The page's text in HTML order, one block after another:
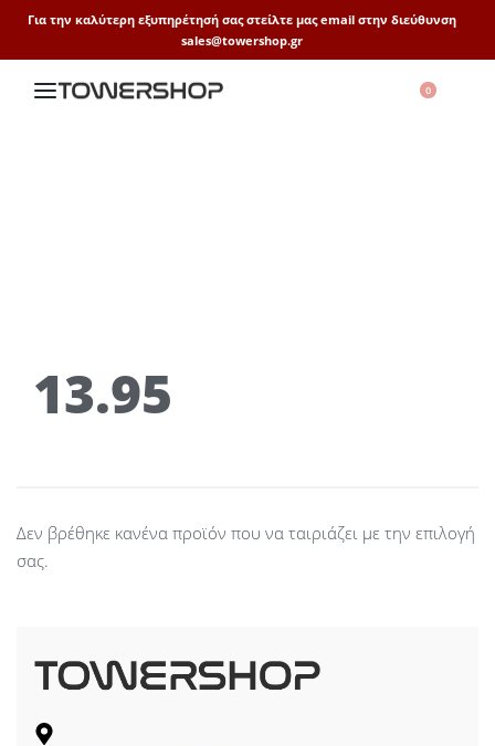
Για την καλύτερη εξυπηρέτησή σας στείλτε μας email στην διεύθυνση
sales@towershop.gr
0
13.95
Δεν βρέθηκε κανένα προϊόν που να ταιριάζει με την επιλογή
σας.